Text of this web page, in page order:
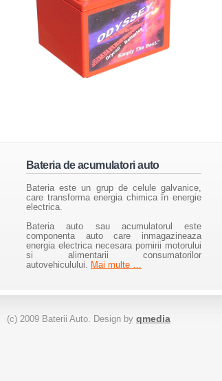
Bateria de acumulatori auto
Bateria este un grup de celule galvanice,
care transforma energia chimica în energie
electrica.
Bateria auto sau acumulatorul este
componenta auto care inmagazineaza
energia electrica necesara pornirii motorului
si alimentarii consumatorilor
autovehiculului. Mai multe …
(c) 2009 Baterii Auto. Design by qmedia